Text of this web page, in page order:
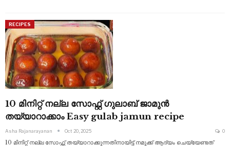
RECIPES
10 മിനിറ്റ് നല്ല സോഫ്റ്റ് ഗുലാബ് ജാമുൻ
തയ്യാറാക്കാം Easy gulab jamun recipe
Asha Rajanarayanan Oct 20, 2025 0
10 മിനിറ്റ് നല്ല സോഫ്റ്റ് തയ്യാറാക്കുന്നതിനായിട്ട് നമുക്ക് ആദ്യം ചെയ്യേണ്ടത്